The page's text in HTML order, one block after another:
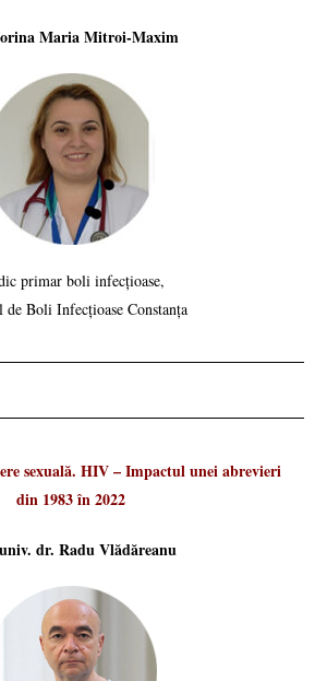
Maria Mitroi-Maxim
primar boli infecțioase,
de Boli Infecțioase Constanța
sexuală. HIV – Impactul unei abrevieri
din 1983 în 2022
dr. Radu Vlădăreanu